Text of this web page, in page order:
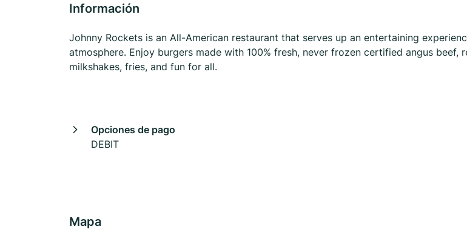
Información
Johnny Rockets is an All-American restaurant that serves up an entertaining
atmosphere. Enjoy burgers made with 100% fresh, never frozen certified angus beef,
milkshakes, fries, and fun for all.
Opciones de pago
DEBIT
Mapa